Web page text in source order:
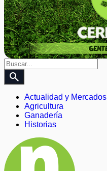
search
Actualidad y Mercados
Agricultura
Ganadería
Historias